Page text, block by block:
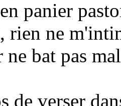
panier
rien ne
ne bat pas
de verser